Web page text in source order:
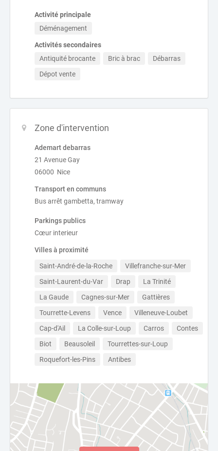
Activité principale
Déménagement
Activités secondaires
Antiquité brocante
Bric à brac
Débarras
Dépot vente
Zone d'intervention
Ademart debarras
21 Avenue Gay
06000 Nice
Transport en communs
Bus arrêt gambetta, tramway
Parkings publics
Cœur interieur
Villes à proximité
Saint-André-de-la-Roche
Villefranche-sur-Mer
Saint-Laurent-du-Var
Drap
La Trinité
La Gaude
Cagnes-sur-Mer
Gattières
Tourrette-Levens
Vence
Villeneuve-Loubet
Cap-d'Ail
La Colle-sur-Loup Carros
Contes
Biot
Beausoleil
Tourrettes-sur-Loup
Roquefort-les-Pins
Antibes